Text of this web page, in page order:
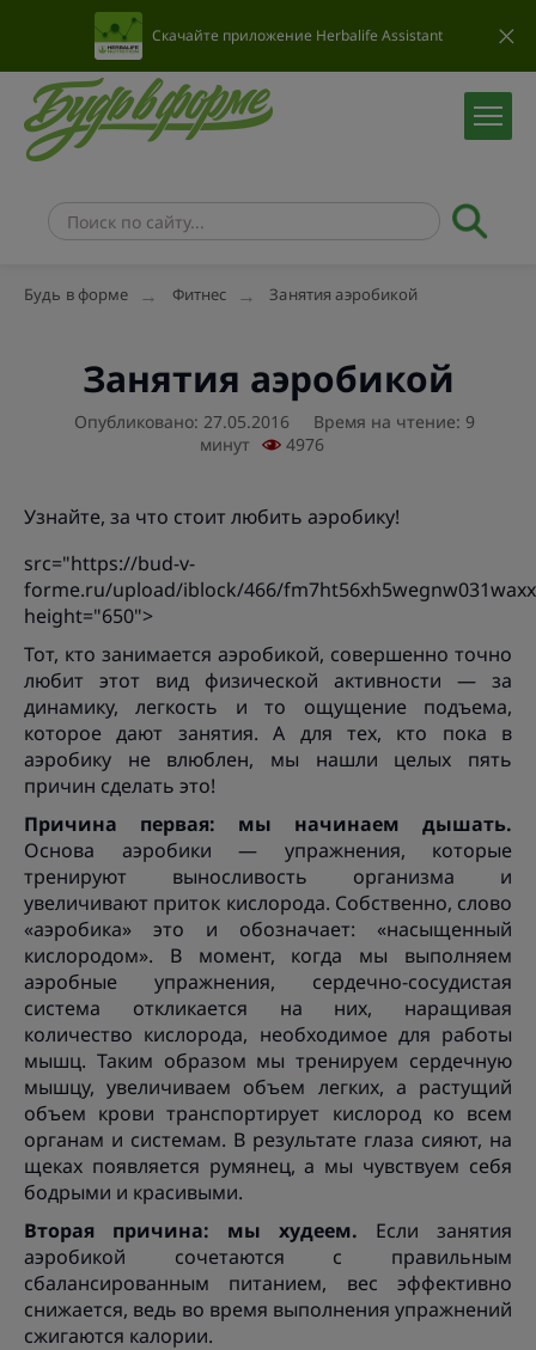
Скачайте приложение Herbalife Assistant
Будь в форме Фитнес Занятия аэробикой
Занятия аэробикой
Опубликовано: 27.05.2016
Время на чтение: 9
минут
4976
Узнайте, за что стоит любить аэробику!
src="https://bud-v-
forme.ru/upload/iblock/466/
height="650">
Тот, кто занимается аэробикой, совершенно точно
любит этот вид физической активности — за
динамику, легкость и то ощущение подъема,
которое дают занятия. А для тех, кто пока в
аэробику не влюблен, мы нашли целых пять
причин сделать это!
Причина первая: мы начинаем дышать.
Основа аэробики — упражнения, которые
тренируют выносливость организма и
увеличивают приток кислорода. Собственно, слово
«аэробика» это и обозначает: «насыщенный
кислородом». В момент, когда мы выполняем
аэробные упражнения, сердечно-сосудистая
система откликается на них, наращивая
количество кислорода, необходимое для работы
мышц. Таким образом мы тренируем сердечную
мышцу, увеличиваем объем легких, а растущий
объем крови транспортирует кислород ко всем
органам и системам. В результате глаза сияют, на
щеках появляется румянец, а мы чувствуем себя
бодрыми и красивыми.
Вторая причина: мы худеем. Если занятия
аэробикой сочетаются с правильным
сбалансированным питанием, вес эффективно
снижается, ведь во время выполнения упражнений
сжигаются калории.